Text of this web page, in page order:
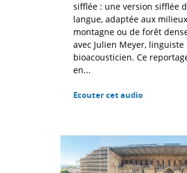
sifflée : une version sifflée
langue, adaptée aux
montagne ou de forêt
avec Julien Meyer, linguiste
bioacousticien. Ce
en...
Ecouter cet audio